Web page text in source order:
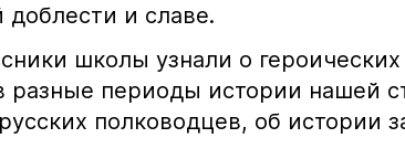
доблести и славе.
школы узнали о героических
разные периоды истории нашей
полководцев, об истории